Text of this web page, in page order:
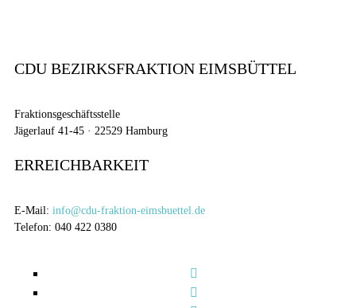
CDU BEZIRKSFRAKTION EIMSBÜTTEL
Fraktionsgeschäftsstelle
Jägerlauf 41-45 · 22529 Hamburg
ERREICHBARKEIT
E-Mail: info@cdu-fraktion-eimsbuettel.de
Telefon: 040 422 0380